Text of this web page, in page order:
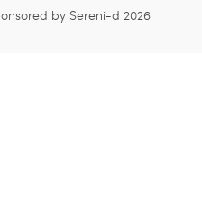
by Sereni-d 2026